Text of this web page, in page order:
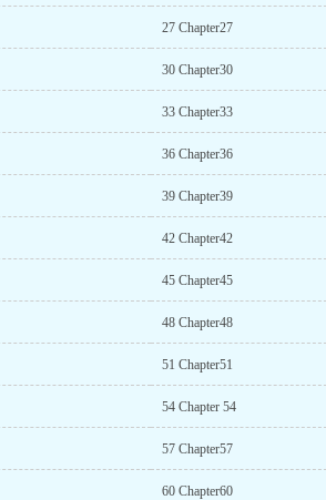
27 Chapter27
30 Chapter30
33 Chapter33
36 Chapter36
39 Chapter39
42 Chapter42
45 Chapter45
48 Chapter48
51 Chapter51
54 Chapter 54
57 Chapter57
60 Chapter60